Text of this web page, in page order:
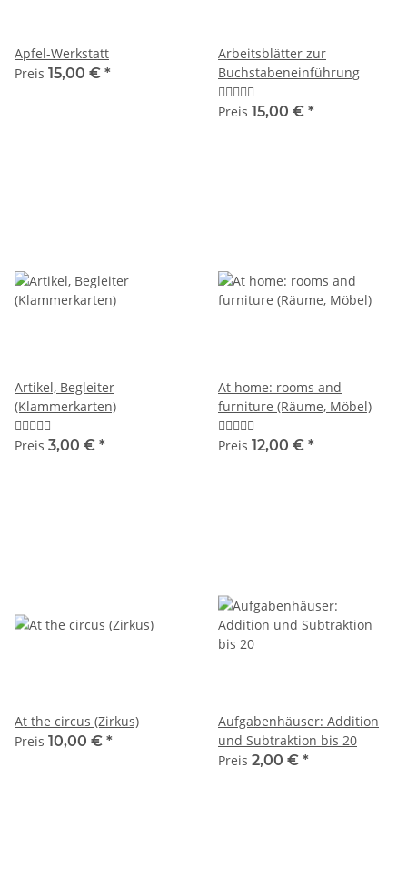
Apfel-Werkstatt
Preis 15,00 € *
Arbeitsblätter zur
Buchstabeneinführung
Preis 15,00 € *
Artikel, Begleiter
(Klammerkarten)
Preis 3,00 € *
At home: rooms and
furniture (Räume, Möbel)
Preis 12,00 € *
At the circus (Zirkus)
Preis 10,00 € *
Aufgabenhäuser: Addition
und Subtraktion bis 20
Preis 2,00 € *